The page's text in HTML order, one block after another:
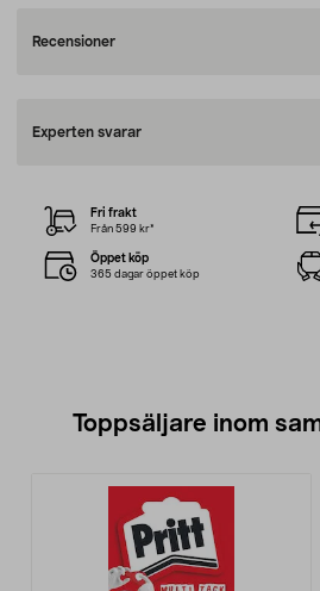
Recensioner
Experten svarar
Fri frakt
Från 599 kr*
Öppet köp
365 dagar öppet köp
Toppsäljare inom